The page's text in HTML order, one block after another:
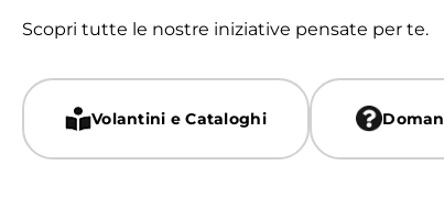
Scopri tutte le nostre iniziative pensate per te.
Volantini e Cataloghi